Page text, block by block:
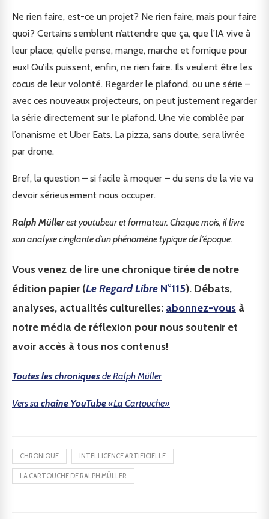
Ne rien faire, est-ce un projet? Ne rien faire, mais pour faire
quoi? Certains semblent n’attendre que ça, que l’IA vive à
leur place; qu’elle pense, mange, marche et fornique pour
eux! Qu’ils puissent, enfin, ne rien faire. Ils veulent être les
cocus de leur volonté. Regarder le plafond, ou une série –
avec ces nouveaux projecteurs, on peut justement regarder
la série directement sur le plafond. Une vie comblée par
l’onanisme et Uber Eats. La pizza, sans doute, sera livrée
par drone.
Bref, la question – si facile à moquer – du sens de la vie va
devoir sérieusement nous occuper.
Ralph Müllerest youtubeur et formateur. Chaque mois, il livre
son analyse cinglante d’un phénomène typique de l’époque.
Vous venez de lire une chronique tirée de notre
édition papier (Le Regard Libre N°115). Débats,
analyses, actualités culturelles: abonnez-vous à
notre média de réflexion pour nous soutenir et
avoir accès à tous nos contenus!
Toutes les chroniquesde Ralph Müller
Vers sa chaîne YouTube«La Cartouche»
CHRONIQUE INTELLIGENCE ARTIFICIELLE
LA CARTOUCHE DE RALPH MÜLLER